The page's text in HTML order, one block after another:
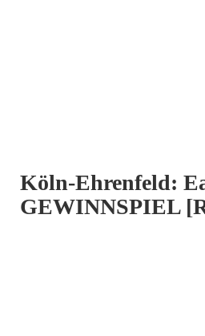
Köln-Ehrenfeld:
GEWINNSPIEL